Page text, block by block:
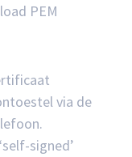
PEM
via de
signed’